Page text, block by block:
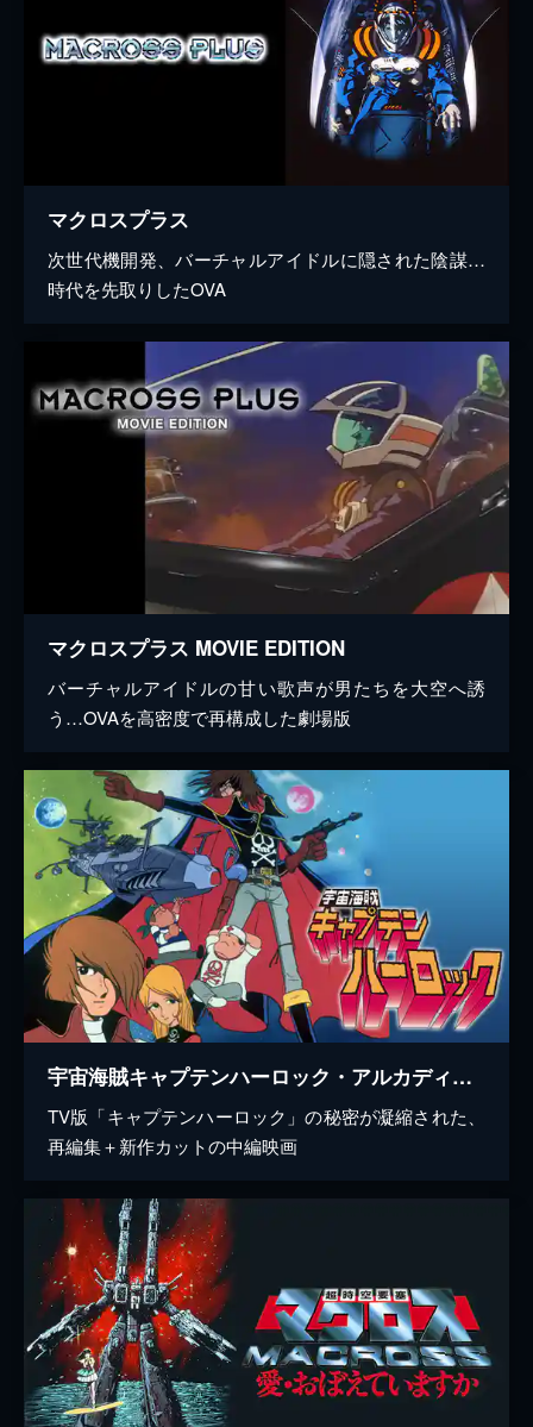
マクロスプラス
次世代機開発、バーチャルアイドルに隠された陰謀…
時代を先取りしたOVA
マクロスプラス MOVIE EDITION
バーチャルアイドルの甘い歌声が男たちを大空へ誘
う…OVAを高密度で再構成した劇場版
宇宙海賊キャプテンハーロック・アルカディア号の謎
TV版「キャプテンハーロック」の秘密が凝縮された、
再編集＋新作カットの中編映画